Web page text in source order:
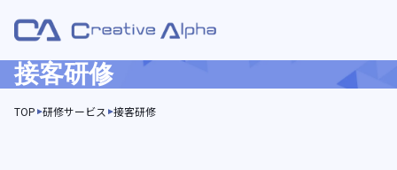
接客研修
TOP 研修サービス 接客研修